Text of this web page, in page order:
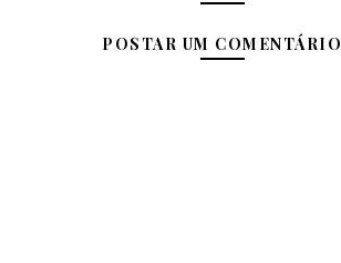
POSTAR UM COMENTÁRIO